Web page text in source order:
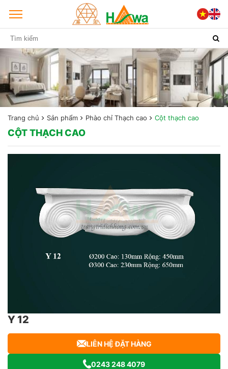
Trang chủ Sản phẩm Phào chỉ Thạch cao Cột thạch cao
CỘT THẠCH CAO
Y 12
LIÊN HỆ ĐẶT HÀNG
0243 248 4079